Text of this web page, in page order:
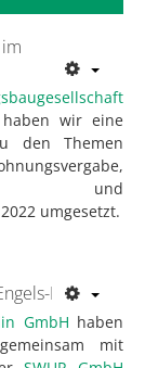
haben wir eine
den Themen
und
umgesetzt.
Forum
GmbH haben
mit